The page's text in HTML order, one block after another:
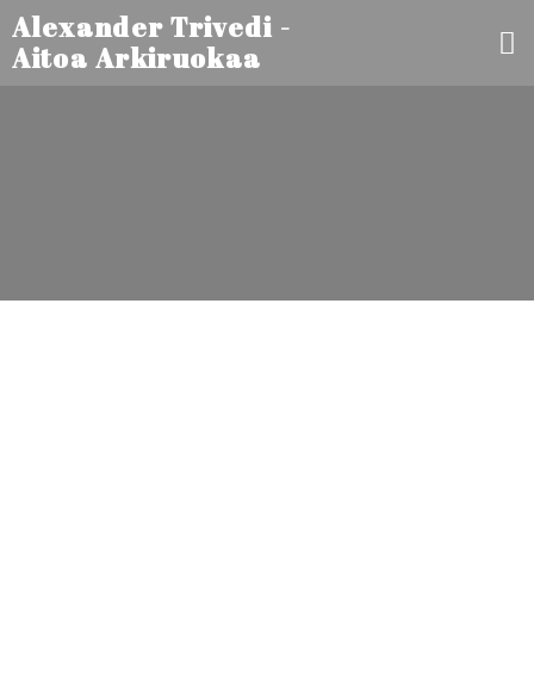
Alexander Trivedi -
Aitoa Arkiruokaa